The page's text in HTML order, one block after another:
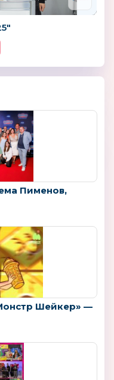
Пименов,
Шейкер» —